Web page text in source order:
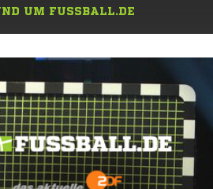
UM FUSSBALL.DE